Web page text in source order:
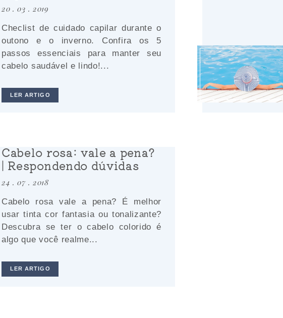
20 . 03 . 2019
Checlist de cuidado capilar durante o
outono e o inverno. Confira os 5
passos essenciais para manter seu
cabelo saudável e lindo!...
LER ARTIGO
Cabelo rosa: vale a pena?
| Respondendo dúvidas
24 . 07 . 2018
Cabelo rosa vale a pena? É melhor
usar tinta cor fantasia ou tonalizante?
Descubra se ter o cabelo colorido é
algo que você realme...
LER ARTIGO